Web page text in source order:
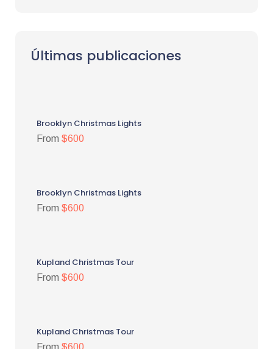
Últimas publicaciones
Brooklyn Christmas Lights
From $600
Brooklyn Christmas Lights
From $600
Kupland Christmas Tour
From $600
Kupland Christmas Tour
From $600